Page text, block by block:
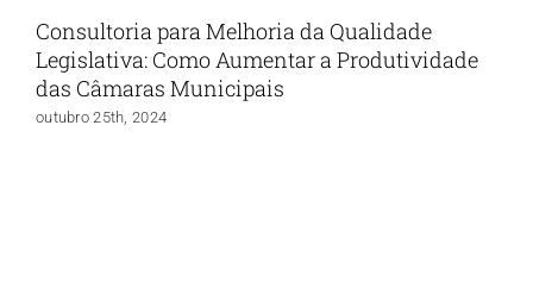
Consultoria para Melhoria da Qualidade
Legislativa: Como Aumentar a Produtividade
das Câmaras Municipais
outubro 25th, 2024